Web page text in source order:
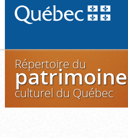
Répertoire du
patrimoine
culturel du Québec